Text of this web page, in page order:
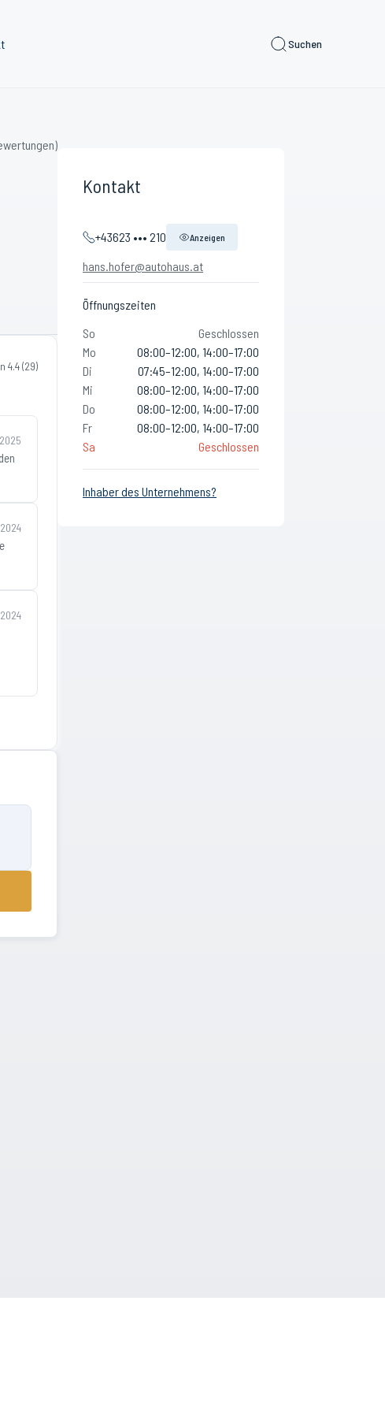
Suchen
4.4(29)
Kontakt
+43623 ••• 210 Anzeigen
hans.hofer@autohaus.at
Öffnungszeiten
So
Geschlossen
Mo
08:00–12:00, 14:00–17:00
Di
07:45–12:00, 14:00–17:00
Mi
08:00–12:00, 14:00–17:00
Do
08:00–12:00, 14:00–17:00
Fr
08:00–12:00, 14:00–17:00
Sa
Geschlossen
Inhaber des Unternehmens?